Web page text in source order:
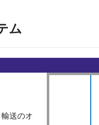
ム
送のオ